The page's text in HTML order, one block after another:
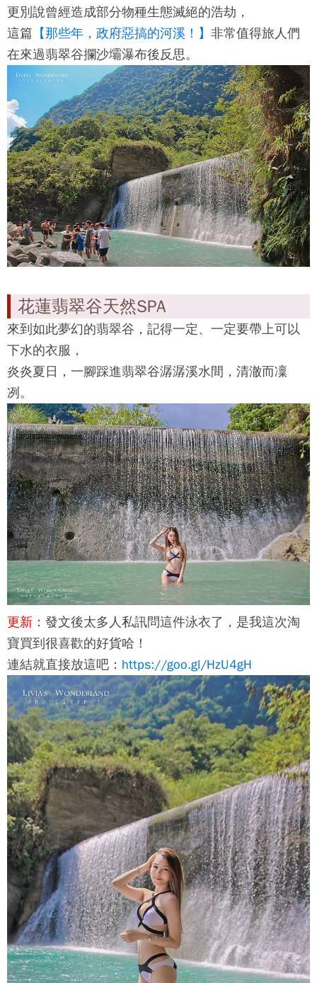
更別說曾經造成部分物種生態滅絕的浩劫，
這篇 【那些年，政府惡搞的河溪！】 非常值得旅人們
在來過翡翠谷攔沙壩瀑布後反思。
花蓮翡翠谷天然SPA
來到如此夢幻的翡翠谷 ，記得一定、一定要帶上可以
下水的衣服，
炎炎夏日，一腳踩進翡翠谷潺潺溪水間，清澈而凜
冽。
更新： 發文後太多人私訊問這件泳衣了，是我這次淘
寶買到很喜歡的好貨哈！
連結就直接放這吧： https://goo.gl/HzU4gH